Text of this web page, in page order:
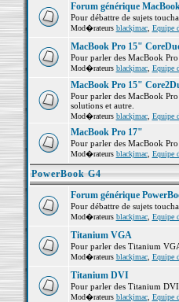
Forum générique
Pour débattre de sujets
Mod�rateurs blackjmac, Equipe
MacBook Pro 15"
Pour parler des MacBook
Mod�rateurs blackjmac, Equipe
MacBook Pro 15"
Pour parler des MacBook
solutions et autre.
Mod�rateurs blackjmac, Equipe
MacBook Pro 17"
Pour parler des MacBook
Mod�rateurs blackjmac, Equipe
PowerBook G4
Forum générique
Pour débattre de sujets
Mod�rateurs blackjmac, Equipe
Titanium VGA
Pour parler des Titanium
Mod�rateurs blackjmac, Equipe
Titanium DVI
Pour parler des Titanium
Mod�rateurs blackjmac, Equipe